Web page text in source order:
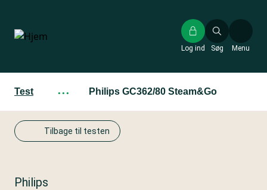
hovedindhold
Søg
Log ind Menu
Test ··· Philips GC362/80 Steam&Go
Tilbage til testen
Philips